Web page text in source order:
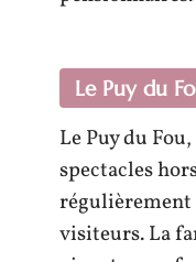
Le Puy du
Le Puy du
spectacles
régulièrement
visiteurs. La